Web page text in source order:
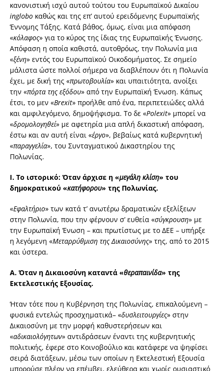
κανονιστική ισχύ αυτού τούτου του Ευρωπαϊκού Δικαίου
inglobo καθώς και της επ’ αυτού ερειδόμενης Ευρωπαϊκής
Έννομης Τάξης. Κατά βάθος, όμως, είναι μια απόφαση
«κόλαφος» για το κύρος της ίδιας της Ευρωπαϊκής Ένωσης.
Απόφαση η οποία καθιστά, αυτοθρόως, την Πολωνία μια
«ξένη» εντός του Ευρωπαϊκού Οικοδομήματος. Σε σημείο
μάλιστα ώστε πολλοί σήμερα να διαβλέπουν ότι η Πολωνία
έχει, με δική της «πρωτοβουλία» και υπαιτιότητα, ανοίξει
την «πόρτα της εξόδου» από την Ευρωπαϊκή Ένωση. Κάπως
έτσι, το μεν «Brexit» προήλθε από ένα, περιπετειώδες αλλά
και αμφιλεγόμενο, δημοψήφισμα. Το δε «Polexit» μπορεί να
«δρομολογηθεί» με αφετηρία μια απλή δικαστική απόφαση,
έστω και αν αυτή είναι «έργο», βεβαίως κατά κυβερνητική
«παραγγελία», του Συνταγματικού Δικαστηρίου της
Πολωνίας.
Ι. Το ιστορικό: Όταν άρχισε η «μεγάλη κλίση» του
δημοκρατικού «κατήφορου» της Πολωνίας.
«Εφαλτήριο» των κατά τ’ ανωτέρω δραματικών εξελίξεων
στην Πολωνία, που την φέρνουν σ’ ευθεία «σύγκρουση» με
την Ευρωπαϊκή Ένωση – και πρωτίστως με το ΔΕΕ – υπήρξε
η λεγόμενη «Μεταρρύθμιση της Δικαιοσύνης» της, από το 2015
και ύστερα.
Α. Όταν η Δικαιοσύνη καταντά «θεραπαινίδα» της
Εκτελεστικής Εξουσίας.
Ήταν τότε που η Κυβέρνηση της Πολωνίας, επικαλούμενη –
φυσικά εντελώς προσχηματικά– «δυσλειτουργίες» στην
Δικαιοσύνη με την μορφή καθυστερήσεων και
«αδικαιολόγητων» αντιδράσεων έναντι της κυβερνητικής
πολιτικής, έφερε στο Κοινοβούλιο και κατάφερε να ψηφίσει
σειρά διατάξεων, μέσω των οποίων η Εκτελεστική Εξουσία
μπορούσε πλέον να επέμβει, ελεύθερα και χωρίς ουσιαστικό